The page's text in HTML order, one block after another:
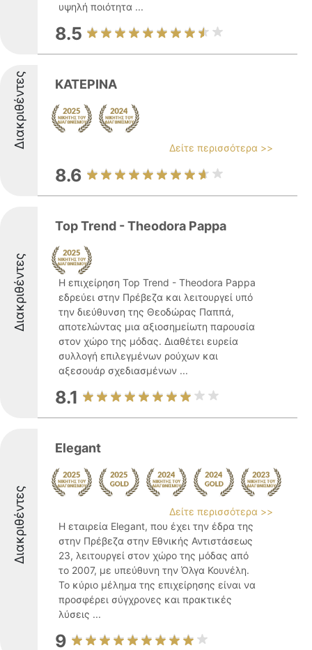
υψηλή ποιότητα ...
8.5
Διακριθέντες ΚΑΤΕΡΙΝΑ
Δείτε περισσότερα >>
8.6
Διακριθέντες
Top Trend - Theodora Pappa
Η επιχείρηση Top Trend - Theodora Pappa
εδρεύει στην Πρέβεζα και λειτουργεί υπό
την διεύθυνση της Θεοδώρας Παππά,
αποτελώντας μια αξιοσημείωτη παρουσία
στον χώρο της μόδας. Διαθέτει ευρεία
συλλογή επιλεγμένων ρούχων και
αξεσουάρ σχεδιασμένων ...
8.1
Διακριθέντες
Elegant
Δείτε περισσότερα >>
Η εταιρεία Elegant, που έχει την έδρα της
στην Πρέβεζα στην Εθνικής Αντιστάσεως
23, λειτουργεί στον χώρο της μόδας από
το 2007, με υπεύθυνη την Όλγα Κουνέλη.
Το κύριο μέλημα της επιχείρησης είναι να
προσφέρει σύγχρονες και πρακτικές
λύσεις ...
9